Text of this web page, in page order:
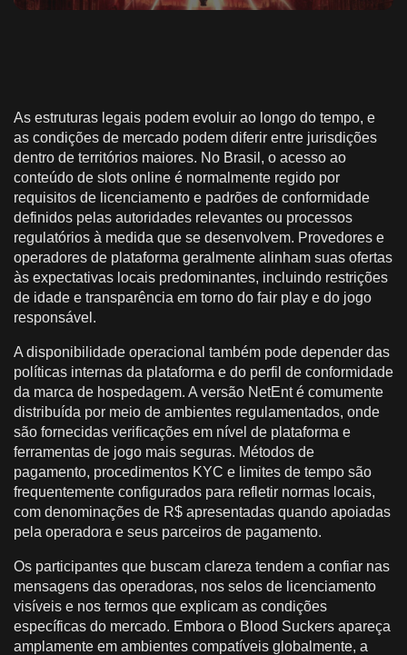
As estruturas legais podem evoluir ao longo do tempo, e
as condições de mercado podem diferir entre jurisdições
dentro de territórios maiores. No Brasil, o acesso ao
conteúdo de slots online é normalmente regido por
requisitos de licenciamento e padrões de conformidade
definidos pelas autoridades relevantes ou processos
regulatórios à medida que se desenvolvem. Provedores e
operadores de plataforma geralmente alinham suas ofertas
às expectativas locais predominantes, incluindo restrições
de idade e transparência em torno do fair play e do jogo
responsável.
A disponibilidade operacional também pode depender das
políticas internas da plataforma e do perfil de conformidade
da marca de hospedagem. A versão NetEnt é comumente
distribuída por meio de ambientes regulamentados, onde
são fornecidas verificações em nível de plataforma e
ferramentas de jogo mais seguras. Métodos de
pagamento, procedimentos KYC e limites de tempo são
frequentemente configurados para refletir normas locais,
com denominações de R$ apresentadas quando apoiadas
pela operadora e seus parceiros de pagamento.
Os participantes que buscam clareza tendem a confiar nas
mensagens das operadoras, nos selos de licenciamento
visíveis e nos termos que explicam as condições
específicas do mercado. Embora o Blood Suckers apareça
amplamente em ambientes compatíveis globalmente, a